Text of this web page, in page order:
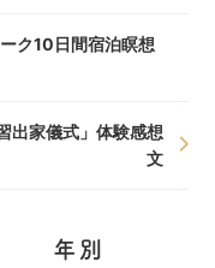
ク10日間宿泊瞑想
家儀式」体験感想
文
年別